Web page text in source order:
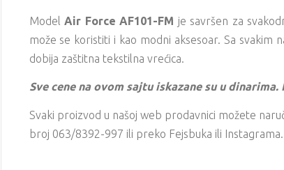
ModelAir ForceAF101-FM je savršen za
može se koristiti i kao modni aksesoar. Sa svakim
dobija zaštitna tekstilna vrećica.
Sve cene na ovom sajtu iskazane su u dinarima.
Svaki proizvod u našoj web prodavnici možete
broj 063/8392-997 ili preko Fejsbuka ili Instagrama.